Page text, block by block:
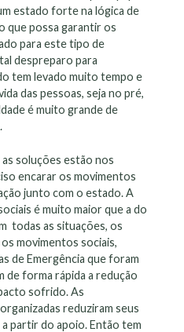
estado forte na lógica de
que possa garantir os
para este tipo de
despreparo para
tem levado muito tempo e
das pessoas, seja no pré,
é muito grande de
soluções estão nos
encarar os movimentos
junto com o estado. A
é muito maior que a do
todas as situações, os
movimentos sociais,
de Emergência que foram
de forma rápida a redução
sofrido. As
reduziram seus
partir do apoio. Então tem